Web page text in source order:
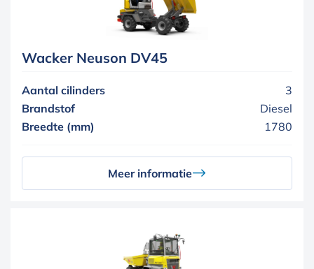
Wacker Neuson DV45
Aantal cilinders
3
Brandstof
Diesel
Breedte (mm)
1780
Meer informatie